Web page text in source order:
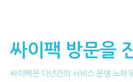
싸이팩 방문을
싸이팩은 다년간의 서비스 운영 노하